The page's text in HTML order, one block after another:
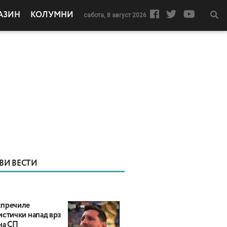
КОЛУМНИ сабота, 8 август 2026
ВЕСТИ
напад врз
СП